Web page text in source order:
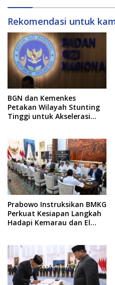
Rekomendasi untuk
BGN dan Kemenkes
Petakan Wilayah Stunting
Tinggi untuk Akselerasi
Prabowo Instruksikan BMKG
Perkuat Kesiapan Langkah
Hadapi Kemarau dan El